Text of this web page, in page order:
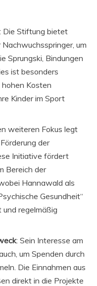
: Die Stiftung bietet
um
Sprungski, Bindungen
ist besonders
Kosten
Kinder im Sport
weiteren Fokus legt
der
Initiative fördert
Bereich der
Hannawald als
Gesundheit“
regelmäßig
: Sein Interesse am
um Spenden durch
Die Einnahmen aus
direkt in die Projekte